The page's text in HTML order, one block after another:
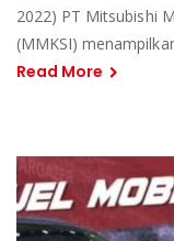
2022) PT Mitsubishi
(MMKSI)
Read More